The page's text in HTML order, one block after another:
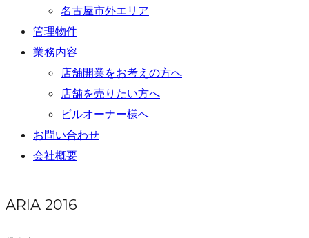
名古屋市外エリア
管理物件
業務内容
店舗開業をお考えの方へ
店舗を売りたい方へ
ビルオーナー様へ
お問い合わせ
会社概要
ARIA 2016